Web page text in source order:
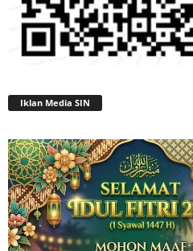
Iklan Media SIN